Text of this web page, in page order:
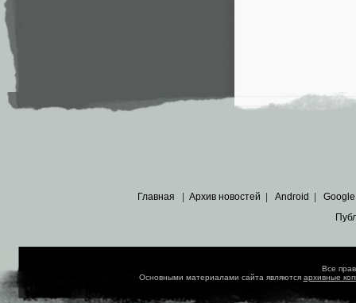
Главная Архив новостей Android Google
Все
Основными материалами сайта являются архивные